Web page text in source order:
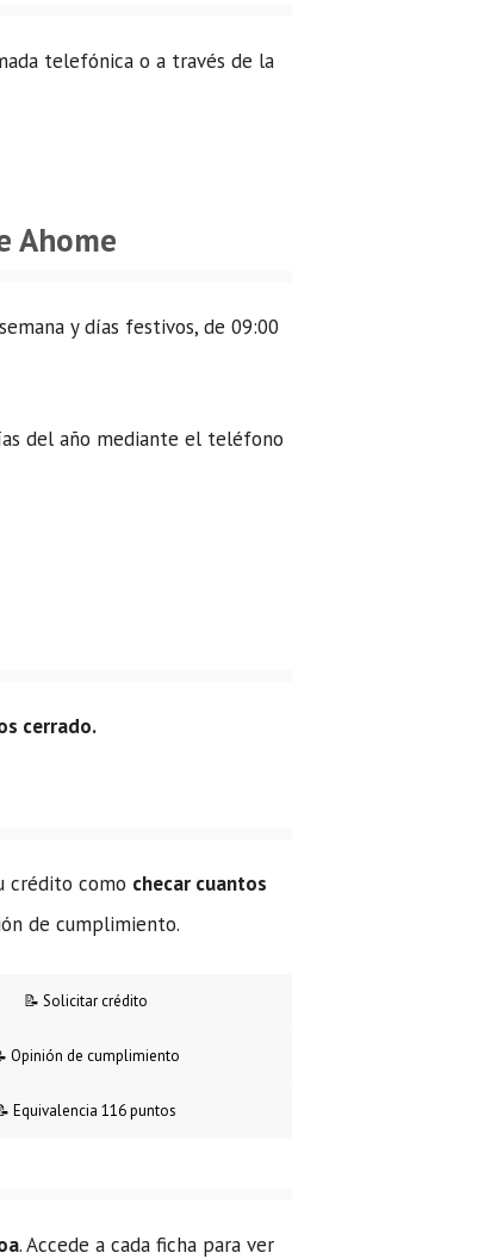
telefónica o a través de la
Ahome
y días festivos, de 09:00
del año mediante el teléfono
cerrado.
crédito como checar cuantos
de cumplimiento.
📝 Solicitar crédito
Opinión de cumplimiento
Equivalencia 116 puntos
. Accede a cada ficha para ver